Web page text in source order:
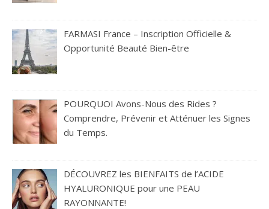
FARMASI France – Inscription Officielle &
Opportunité Beauté Bien-être
POURQUOI Avons-Nous des Rides ?
Comprendre, Prévenir et Atténuer les Signes
du Temps.
DÉCOUVREZ les BIENFAITS de l’ACIDE
HYALURONIQUE pour une PEAU
RAYONNANTE!